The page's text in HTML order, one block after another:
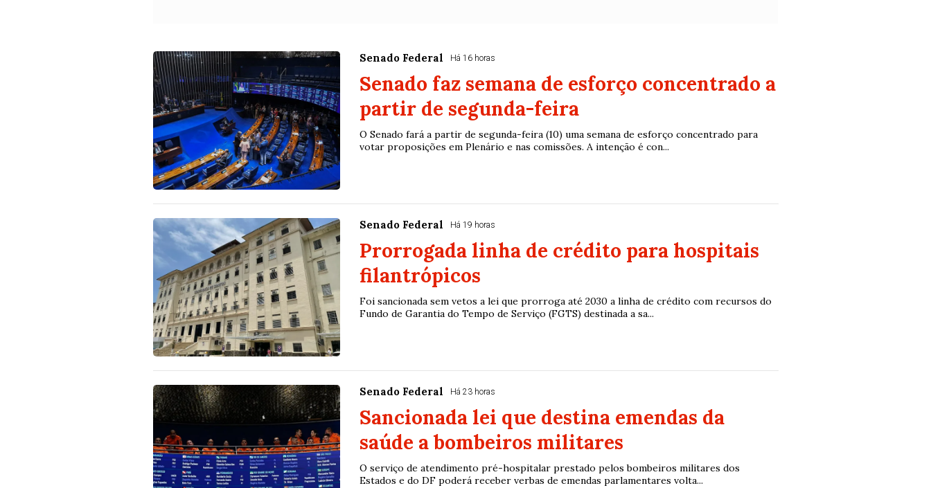
Senado Federal Há 16 horas
Senado faz semana de esforço concentrado a
partir de segunda-feira
O Senado fará a partir de segunda-feira (10) uma semana de esforço concentrado para
votar proposições em Plenário e nas comissões. A intenção é con...
Senado Federal Há 19 horas
Prorrogada linha de crédito para hospitais
filantrópicos
Foi sancionada sem vetos a lei que prorroga até 2030 a linha de crédito com recursos do
Fundo de Garantia do Tempo de Serviço (FGTS) destinada a sa...
Senado Federal Há 23 horas
Sancionada lei que destina emendas da
saúde a bombeiros militares
O serviço de atendimento pré-hospitalar prestado pelos bombeiros militares dos
Estados e do DF poderá receber verbas de emendas parlamentares volta...